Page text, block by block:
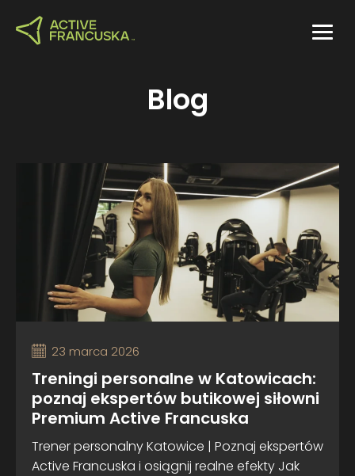
Blog
23 marca 2026
Treningi personalne w Katowicach:
poznaj ekspertów butikowej siłowni
Premium Active Francuska
Trener personalny Katowice | Poznaj ekspertów
Active Francuska i osiągnij realne efekty Jak